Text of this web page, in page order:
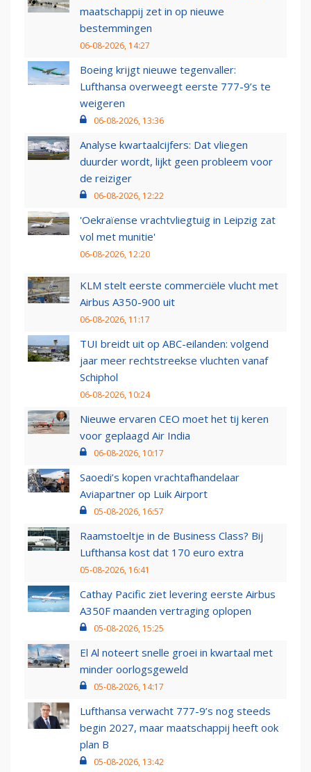
maatschappij zet in op nieuwe
bestemmingen
06-08-2026, 14:27
Boeing krijgt nieuwe tegenvaller:
Lufthansa overweegt eerste 777-9’s te
weigeren
06-08-2026, 13:36
Analyse kwartaalcijfers: Dat vliegen
duurder wordt, lijkt geen probleem voor
de reiziger
06-08-2026, 12:22
'Oekraïense vrachtvliegtuig in Leipzig zat
vol met munitie'
06-08-2026, 12:20
KLM stelt eerste commerciële vlucht met
Airbus A350-900 uit
06-08-2026, 11:17
TUI breidt uit op ABC-eilanden: volgend
jaar meer rechtstreekse vluchten vanaf
Schiphol
06-08-2026, 10:24
Nieuwe ervaren CEO moet het tij keren
voor geplaagd Air India
06-08-2026, 10:17
Saoedi’s kopen vrachtafhandelaar
Aviapartner op Luik Airport
05-08-2026, 16:57
Raamstoeltje in de Business Class? Bij
Lufthansa kost dat 170 euro extra
05-08-2026, 16:41
Cathay Pacific ziet levering eerste Airbus
A350F maanden vertraging oplopen
05-08-2026, 15:25
El Al noteert snelle groei in kwartaal met
minder oorlogsgeweld
05-08-2026, 14:17
Lufthansa verwacht 777-9’s nog steeds
begin 2027, maar maatschappij heeft ook
plan B
05-08-2026, 13:42